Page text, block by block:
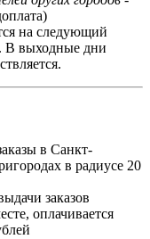
на следующий
В выходные дни
в Санкт-
в радиусе 20
заказов
оплачивается